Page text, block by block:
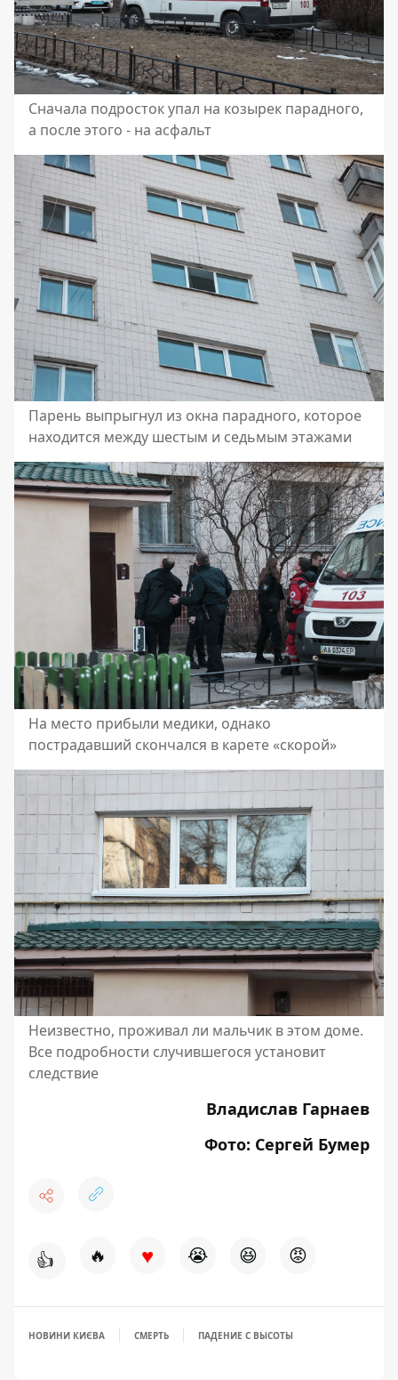
Сначала подросток упал на козырек парадного,
а после этого - на асфальт
Парень выпрыгнул из окна парадного, которое
находится между шестым и седьмым этажами
На место прибыли медики, однако
пострадавший скончался в карете «скорой»
Неизвестно, проживал ли мальчик в этом доме.
Все подробности случившегося установит
следствие
Владислав Гарнаев
Фото: Сергей Бумер
👍 🔥 ♥ 😭 😆 😡
НОВИНИ КИЄВА СМЕРТЬ ПАДЕНИЕ С ВЫСОТЫ